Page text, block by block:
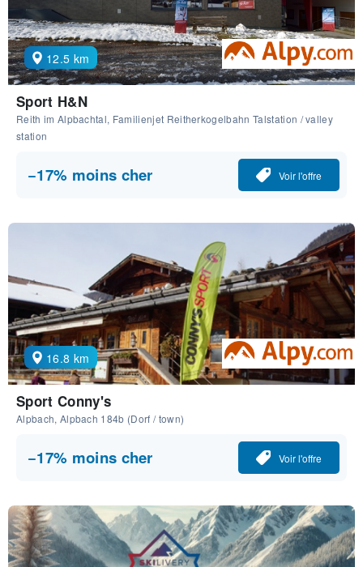
12.5 km
Sport H&N
Reith im Alpbachtal, Familienjet Reitherkogelbahn Talstation / valley
station
−17% moins cher Voir l'offre
16.8 km
Sport Conny's
Alpbach, Alpbach 184b (Dorf / town)
−17% moins cher Voir l'offre